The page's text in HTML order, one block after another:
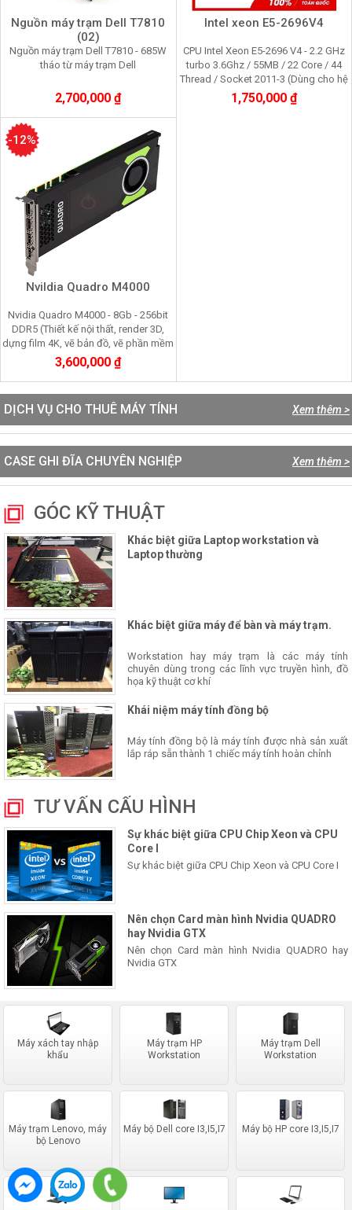
Nguồn máy trạm Dell T7810
(02)
Nguồn máy trạm Dell T7810 - 685W
tháo từ máy trạm Dell
2,700,000 ₫
Intel xeon E5-2696V4
CPU Intel Xeon E5-2696 V4 - 2.2 GHz
turbo 3.6Ghz / 55MB / 22 Core / 44
Thread / Socket 2011-3 (Dùng cho hệ
thống máy trạm, máy chủ)
1,750,000 ₫
NviIdia Quadro M4000
Nvidia Quadro M4000 - 8Gb - 256bit
DDR5 (Thiết kế nội thất, render 3D,
dựng film 4K, vẽ bản đồ, vẽ phần mềm
cơ khí)
3,600,000 ₫
-12%
Xem thêm >
DỊCH VỤ CHO THUÊ MÁY TÍNH
Xem thêm >
CASE GHI ĐĨA CHUYÊN NGHIỆP
GÓC KỸ THUẬT
Khác biệt giữa Laptop workstation và
Laptop thường
Khác biệt giữa máy để bàn và máy trạm.
Workstation hay máy trạm là các máy tính
chuyên dùng trong các lĩnh vực truyền hình, đồ
họa kỹ thuật cơ khí
Khái niệm máy tính đồng bộ
Máy tính đồng bộ là máy tính được nhà sản xuất
lắp ráp sẵn thành 1 chiếc máy tính hoàn chỉnh
TƯ VẤN CẤU HÌNH
Sự khác biệt giữa CPU Chip Xeon và CPU
Core I
Sự khác biệt giữa CPU Chip Xeon và CPU Core I
Nên chọn Card màn hình Nvidia QUADRO
hay Nvidia GTX
Nên chọn Card màn hình Nvidia QUADRO hay
Nvidia GTX
Máy xách tay nhập
khẩu
Máy trạm HP
Workstation
Máy trạm Dell
Workstation
Máy trạm Lenovo, máy
bộ Lenovo
Máy bộ Dell core I3,I5,I7 Máy bộ HP core I3,I5,I7